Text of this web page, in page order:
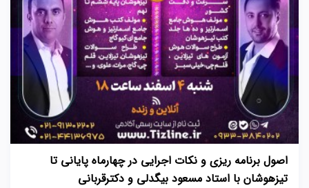
اصول برنامه ریزی و نکات اجرایی در چهارماه پایانی تا
تیزهوشان با استاد مسعود بیگدلی و دکترقربانی